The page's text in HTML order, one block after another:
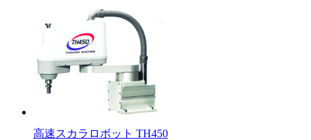
高速スカラロボット TH450